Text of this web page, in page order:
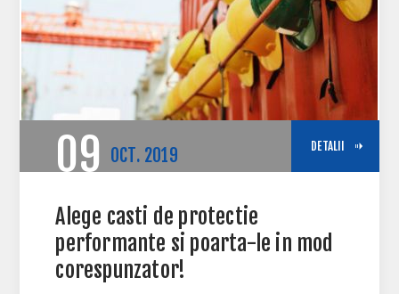
09 OCT. 2019 DETALII
Alege casti de protectie
performante si poarta-le in mod
corespunzator!